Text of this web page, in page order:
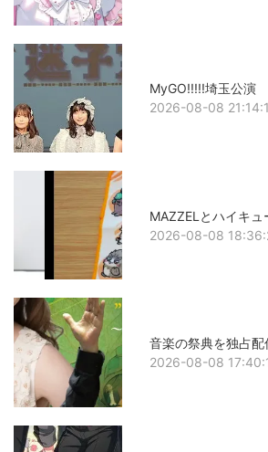
MyGO!!!!!埼玉公演
2026-08-08
MAZZELとハイキュ
2026-08-08
音楽の祭典を独占配
2026-08-08